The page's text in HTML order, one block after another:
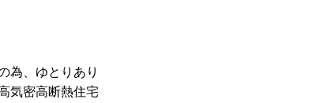
為、ゆとりあり
気密高断熱住宅